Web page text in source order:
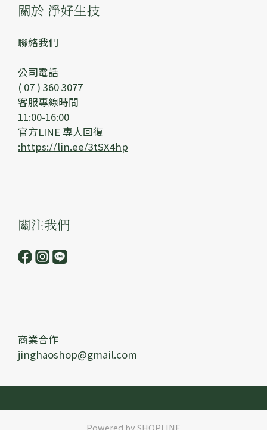
關於 淨好生技
聯絡我們
公司電話
( 07 ) 360 3077
客服專線時間
11:00-16:00
官方LINE 專人回復
:https://lin.ee/3tSX4hp
關注我們
商業合作
jinghaoshop@gmail.com
Powered by SHOPLINE